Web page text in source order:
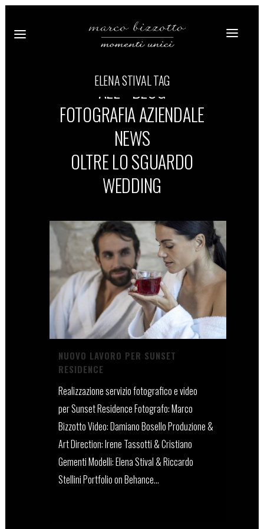
ELENA STIVAL TAG
ALL BLOG
FOTOGRAFIA AZIENDALE
NEWS
OLTRE LO SGUARDO
WEDDING
NUOVO LAVORO PER SUNSET
RESIDENCE
Realizzazione servizio fotografico e video
per Sunset Residence Fotografo: Marco
Bizzotto Video: Damiano Bosello Produzione &
Art Direction: Irene Tassotti & Cristiano
Gementi Modelli: Elena Stival & Riccardo
Stellini Portfolio on Behance...